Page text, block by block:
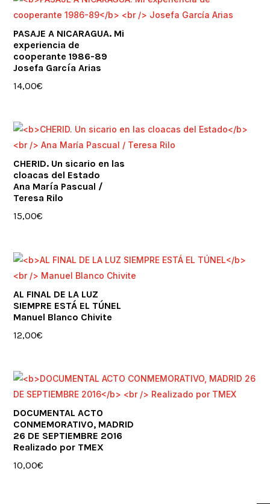
PASAJE A NICARAGUA. Mi
experiencia de
cooperante 1986-89
Josefa García Arias
14,00€
CHERID. Un sicario en las
cloacas del Estado
Ana María Pascual /
Teresa Rilo
15,00€
AL FINAL DE LA LUZ
SIEMPRE ESTÁ EL TÚNEL
Manuel Blanco Chivite
12,00€
DOCUMENTAL ACTO
CONMEMORATIVO, MADRID
26 DE SEPTIEMBRE 2016
Realizado por TMEX
10,00€